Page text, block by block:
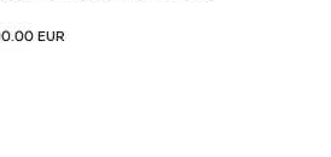
EUR